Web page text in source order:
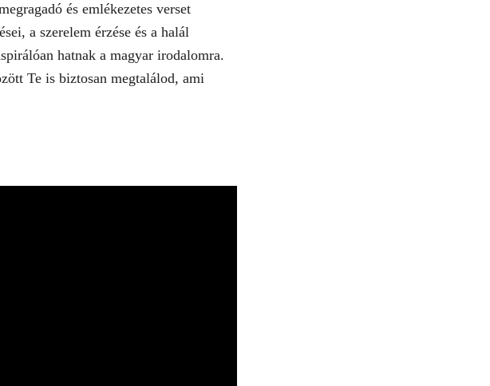
és emlékezetes verset
a szerelem érzése és a halál
hatnak a magyar irodalomra.
Te is biztosan megtalálod, ami